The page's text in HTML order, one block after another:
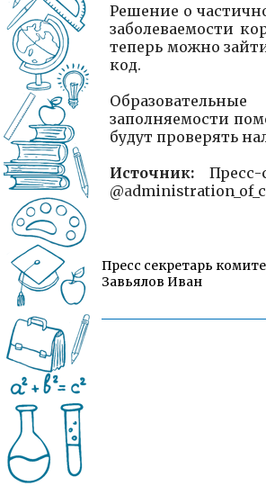
Решение о
заболеваемости
теперь можно
код.
заполняемости
будут проверять
Источник:
@a
Пресс секретарь
Завьялов Иван